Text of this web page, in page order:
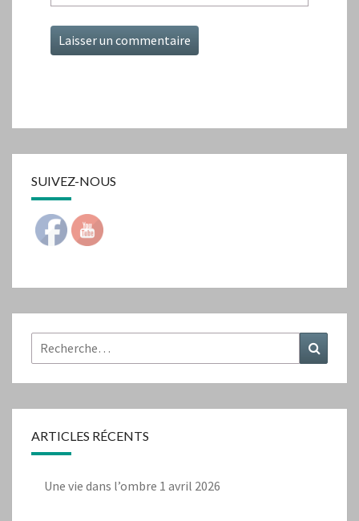
SUIVEZ-NOUS
Rechercher :
ARTICLES RÉCENTS
Une vie dans l’ombre 1 avril 2026